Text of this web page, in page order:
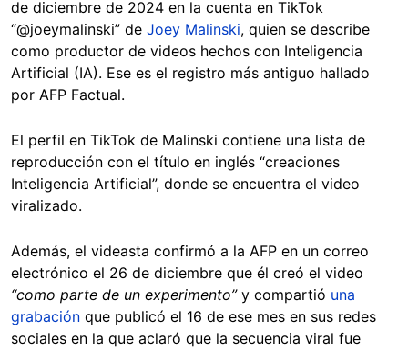
de diciembre de 2024 en la cuenta en TikTok
“@joeymalinski” de Joey Malinski, quien se describe
como productor de videos hechos con Inteligencia
Artificial (IA). Ese es el registro más antiguo hallado
por AFP Factual.
El perfil en TikTok de Malinski contiene una lista de
reproducción con el título en inglés “creaciones
Inteligencia Artificial”, donde se encuentra el video
viralizado.
Además, el videasta confirmó a la AFP en un correo
electrónico el 26 de diciembre que él creó el video
“como parte de un experimento”y compartió una
grabación que publicó el 16 de ese mes en sus redes
sociales en la que aclaró que la secuencia viral fue